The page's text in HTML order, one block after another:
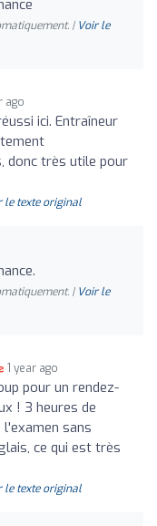
| Voir le
ago
ici. Entraîneur
donc très utile pour
le texte original
| Voir le
1 year ago
pour un rendez-
! 3 heures de
sans
ce qui est très
le texte original